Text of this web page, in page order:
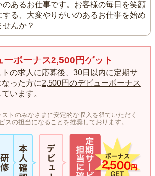
のあるお仕事です。お客様の毎日を笑顔
する、大変やりがいのあるお仕事を始め
せんか？
ーボーナス2,500円ゲット
の求人に応募後、30日以内に定期サ
った方に2,500円のデビューボーナス
ています。
トのみなさまに安定的な収入を得ていただく
スの担当になることを推奨しております。